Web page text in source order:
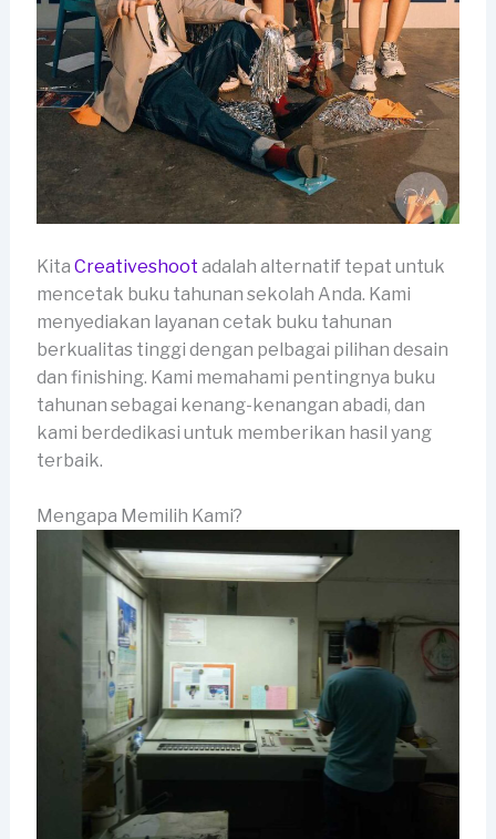
Kita Creativeshoot adalah alternatif tepat untuk
mencetak buku tahunan sekolah Anda. Kami
menyediakan layanan cetak buku tahunan
berkualitas tinggi dengan pelbagai pilihan desain
dan finishing. Kami memahami pentingnya buku
tahunan sebagai kenang-kenangan abadi, dan
kami berdedikasi untuk memberikan hasil yang
terbaik.
Mengapa Memilih Kami?